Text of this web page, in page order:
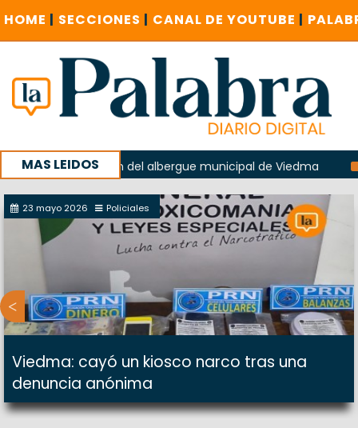
HOME | SECCIONES | CANAL DE YOUTUBE |
MAS LEIDOS
explosión del albergue municipal de Viedma La
con un encuentro provincial en Roca
23 mayo 2026 Policiales
Viedma: cayó un kiosco narco tras una
denuncia anónima